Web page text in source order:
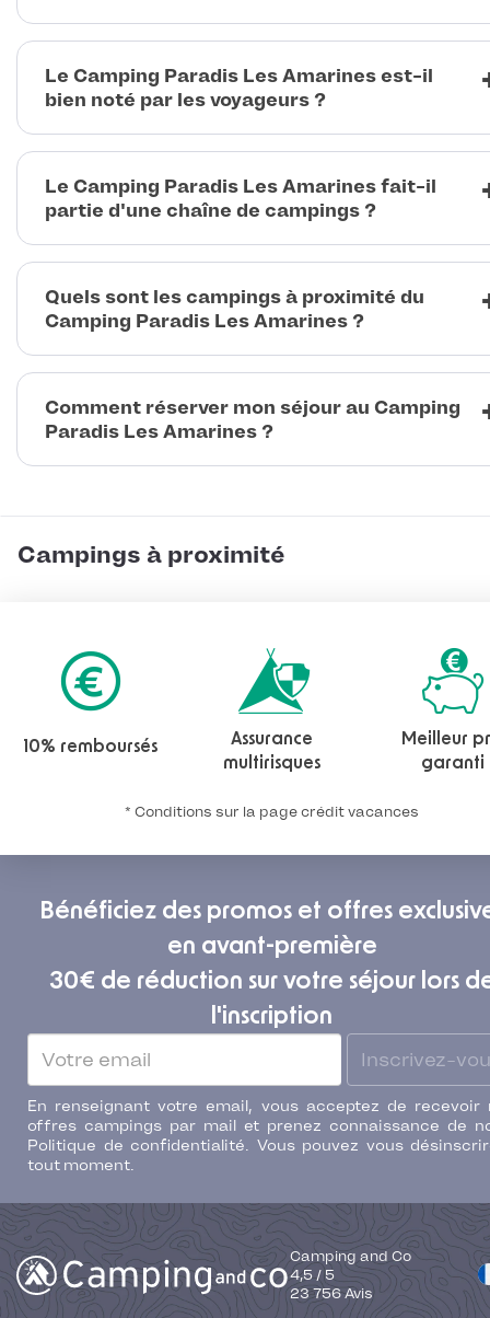
Le Camping Paradis Les Amarines est-il
bien noté par les voyageurs ?
Le Camping Paradis Les Amarines fait-il
partie d'une chaîne de campings ?
Quels sont les campings à proximité du
Camping Paradis Les Amarines ?
Comment réserver mon séjour au Camping
Paradis Les Amarines ?
Campings à proximité
10% remboursés
Assurance
multirisques
Meilleur
garanti
* Conditions sur la page crédit vacances
Bénéficiez des promos et offres
en avant-première
30€ de réduction sur votre séjour lors
l'inscription
Inscrivez-
En renseignant votre email, vous acceptez de recevoir
offres campings par mail et prenez connaissance de
Politique de confidentialité. Vous pouvez vous
tout moment.
Camping and Co
4,5 / 5
23 756Avis